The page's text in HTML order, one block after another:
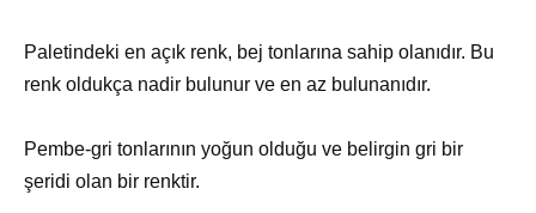
Paletindeki en açık renk, bej tonlarına sahip olanıdır. Bu
renk oldukça nadir bulunur ve en az bulunanıdır.
Pembe-gri tonlarının yoğun olduğu ve belirgin gri bir
şeridi olan bir renktir.